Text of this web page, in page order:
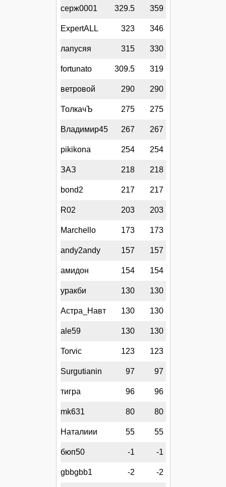
серж0001 329.5 359
ExpertALL 323 346
лапусяя 315 330
fortunato 309.5 319
ветровой 290 290
ТолкачЪ 275 275
Владимир45 267 267
pikikona 254 254
ЗАЗ 218 218
bond2 217 217
R02 203 203
Marchello 173 173
andy2andy 157 157
амидон 154 154
уракби 130 130
Астра_Навт 130 130
ale59 130 130
Torvic 123 123
Surgutianin 97 97
тигра 96 96
mk631 80 80
Наталиии 55 55
бюп50 -1 -1
gbbgbb1 -2 -2